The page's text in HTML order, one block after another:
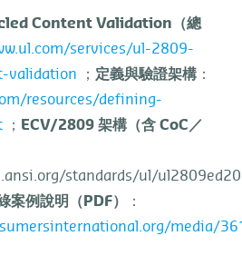
Content Validation （總
services/ul-2809-
validation ； 定義與驗證架構 ：
resources/defining-
； ECV/2809 架構（含 CoC ／
standards/ul/
案例說明（ PDF）
：
media/